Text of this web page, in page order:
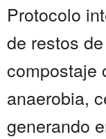
Protocolo
de restos
compostaje
anaerobia,
generando